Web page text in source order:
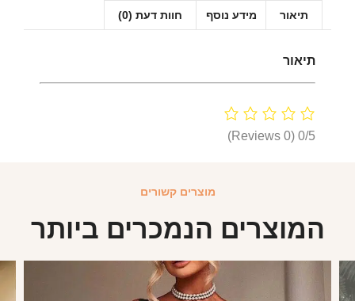
תיאור מידע נוסף חוות דעת (0)
תיאור
0/5
(0 Reviews)
מוצרים קשורים
המוצרים הנמכרים ביותר